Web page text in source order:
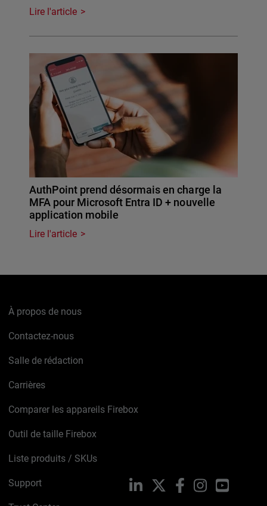
Lire l'article
AuthPoint prend désormais en charge la
MFA pour Microsoft Entra ID + nouvelle
application mobile
Lire l'article
À propos de nous
Contactez-nous
Salle de rédaction
Carrières
Comparer les appareils Firebox
Outil de taille Firebox
Liste produits / SKUs
Support LinkedIn FacebookInstagramYouTube